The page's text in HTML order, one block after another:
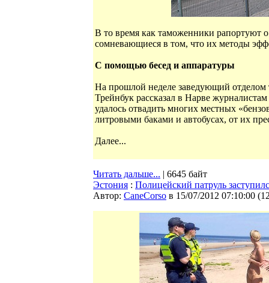
В то время как таможенники рапортуют
сомневающиеся в том, что их методы
С помощью бесед и аппаратуры
На прошлой неделе заведующий
Трейнбук рассказал в Нарве
удалось отвадить многих местных
литровыми баками и автобусах, от их
Далее...
Читать дальше... | 6645 байт
Эстония : Полицейский патруль
Автор: CaneCorso в 15/07/2012 07:10:00 (